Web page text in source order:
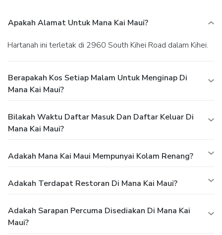
Apakah Alamat Untuk Mana Kai Maui?
Hartanah ini terletak di 2960 South Kihei Road dalam Kihei.
Berapakah Kos Setiap Malam Untuk Menginap Di
Mana Kai Maui?
Bilakah Waktu Daftar Masuk Dan Daftar Keluar Di
Mana Kai Maui?
Adakah Mana Kai Maui Mempunyai Kolam Renang?
Adakah Terdapat Restoran Di Mana Kai Maui?
Adakah Sarapan Percuma Disediakan Di Mana Kai
Maui?